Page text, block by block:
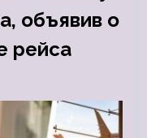
объявив о
рейса